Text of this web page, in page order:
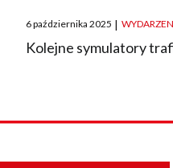
Posted
on
6 października 2025 |
Kolejne symulatory